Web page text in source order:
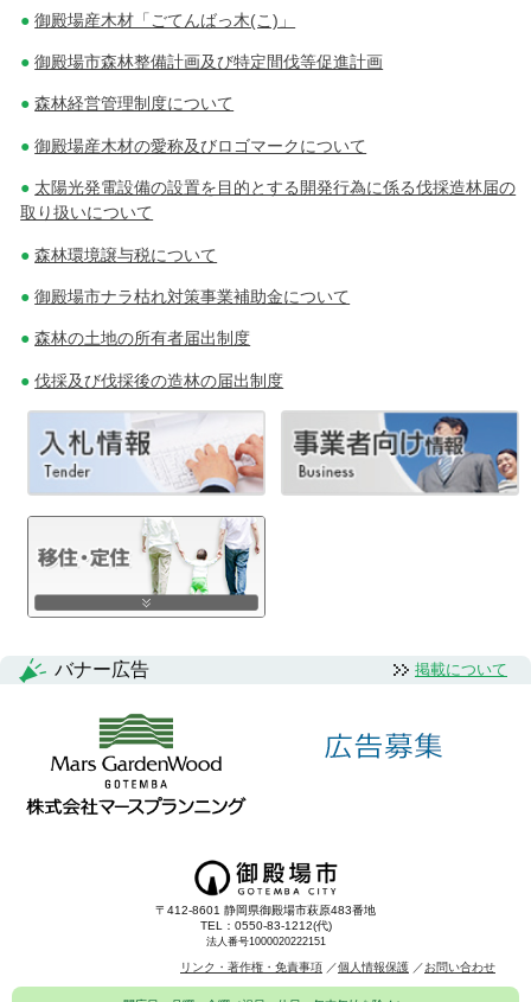
ョ 御殿場産木材「ごてんばっ木(こ)」
御殿場市森林整備計画及び特定間伐等促進計画
森林経営管理制度について
御殿場産木材の愛称及びロゴマークについて
太陽光発電設備の設置を目的とする開発行為に係る伐採造林届の
取り扱いについて
森林環境譲与税について
御殿場市ナラ枯れ対策事業補助金について
森林の土地の所有者届出制度
伐採及び伐採後の造林の届出制度
バナー広告 掲載について
〒412-8601 静岡県御殿場市萩原483番地
TEL：0550-83-1212(代)
法人番号1000020222151
リンク・著作権・免責事項 個人情報保護 お問い合わせ